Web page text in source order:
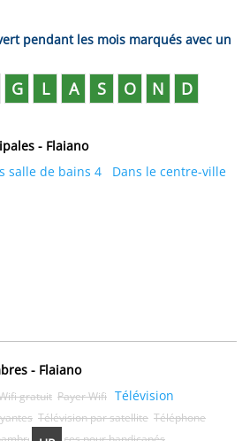
pendant les mois marqués avec un
G L A S O N D
- Flaiano
salle de bains 4 Dans le centre-ville
- Flaiano
gratuit Payer Wifi Télévision
Télévision par satellite Téléphone